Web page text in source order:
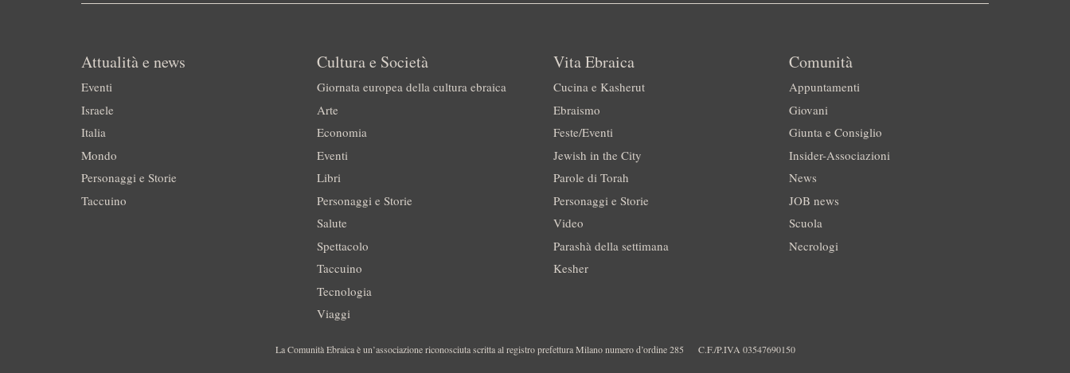
Attualità e news
Eventi
Israele
Italia
Mondo
Personaggi e Storie
Taccuino
Cultura e Società
Giornata europea della cultura ebraica
Arte
Economia
Eventi
Libri
Personaggi e Storie
Salute
Spettacolo
Taccuino
Tecnologia
Viaggi
Vita Ebraica
Cucina e Kasherut
Ebraismo
Feste/Eventi
Jewish in the City
Parole di Torah
Personaggi e Storie
Video
Parashà della settimana
Kesher
Comunità
Appuntamenti
Giovani
Giunta e Consiglio
Insider-Associazioni
News
JOB news
Scuola
Necrologi
La Comunità Ebraica è un’associazione riconosciuta scritta al registro prefettura Milano numero d’ordine 285 C.F./P.IVA 03547690150